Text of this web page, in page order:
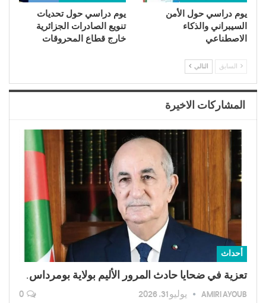
يوم دراسي حول الأمن
السيبراني والذكاء
الاصطناعي
يوم دراسي حول تحديات
تنويع الصادرات الجزائرية
خارج قطاع المحروقات
السابق التالي
المشاركات الاخيرة
أحداث
تعزية في ضحايا حادث المرور الأليم بولاية بومرداس.
AMIRI AYOUB يوليو 31, 2026